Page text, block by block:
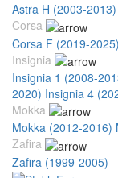
Astra H (2003-2013)
Corsa
Corsa F (2019-2025)
Insignia
Insignia 1 (2008-
2020) Insignia 4
Mokka
Mokka (2012-2016)
Zafira
Zafira (1999-2005)